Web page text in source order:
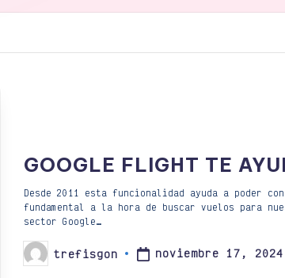
GOOGLE FLIGHT TE
Desde 2011 esta funcionalidad ayuda a poder
fundamental a la hora de buscar vuelos para
sector Google…
Publicado
por
trefisgon noviembre 17, 2024